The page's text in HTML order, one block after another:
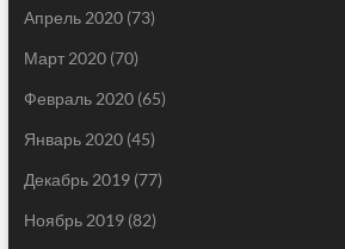
Апрель 2020(73)
Март 2020(70)
Февраль 2020(65)
Январь 2020(45)
Декабрь 2019(77)
Ноябрь 2019(82)